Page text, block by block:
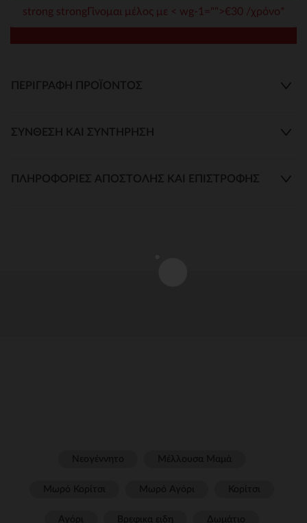
strong strongΓίνομαι μέλος με < wg-1="">€30 /χρόνο*
ΠΕΡΙΓΡΑΦΉ ΠΡΟΪΌΝΤΟΣ
ΣΎΝΘΕΣΗ ΚΑΙ ΣΥΝΤΉΡΗΣΗ
ΠΛΗΡΟΦΟΡΊΕΣ ΑΠΟΣΤΟΛΉΣ ΚΑΙ ΕΠΙΣΤΡΟΦΉΣ